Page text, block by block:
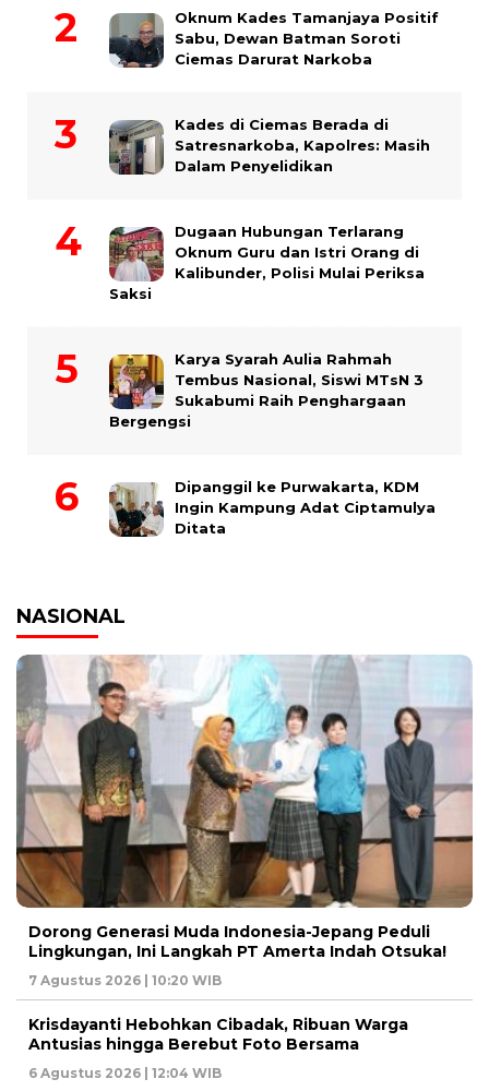
Oknum Kades Tamanjaya Positif
Sabu, Dewan Batman Soroti
Ciemas Darurat Narkoba
Kades di Ciemas Berada di
Satresnarkoba, Kapolres: Masih
Dalam Penyelidikan
Dugaan Hubungan Terlarang
Oknum Guru dan Istri Orang di
Kalibunder, Polisi Mulai Periksa
Saksi
Karya Syarah Aulia Rahmah
Tembus Nasional, Siswi MTsN 3
Sukabumi Raih Penghargaan
Bergengsi
Dipanggil ke Purwakarta, KDM
Ingin Kampung Adat Ciptamulya
Ditata
NASIONAL
Dorong Generasi Muda Indonesia-Jepang Peduli
Lingkungan, Ini Langkah PT Amerta Indah Otsuka!
7 Agustus 2026 | 10:20 WIB
Krisdayanti Hebohkan Cibadak, Ribuan Warga
Antusias hingga Berebut Foto Bersama
6 Agustus 2026 | 12:04 WIB